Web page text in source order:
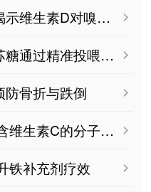
ꔷ Adv Sci 肖乐向伟研究揭示维生素D对嗅觉功能调控的关键作用及机制
ꔷ Adv Sci 膳食益生元水苏糖通过精准投喂肠道共生菌，激活“肠道菌群-维生素B1-肝脏”代谢通路，从而改善代谢相关脂肪性肝病的新机制
防骨折与跌倒
ꔷ 研究揭示猕猴桃果实富含维生素C的分子机制
铁补充剂疗效